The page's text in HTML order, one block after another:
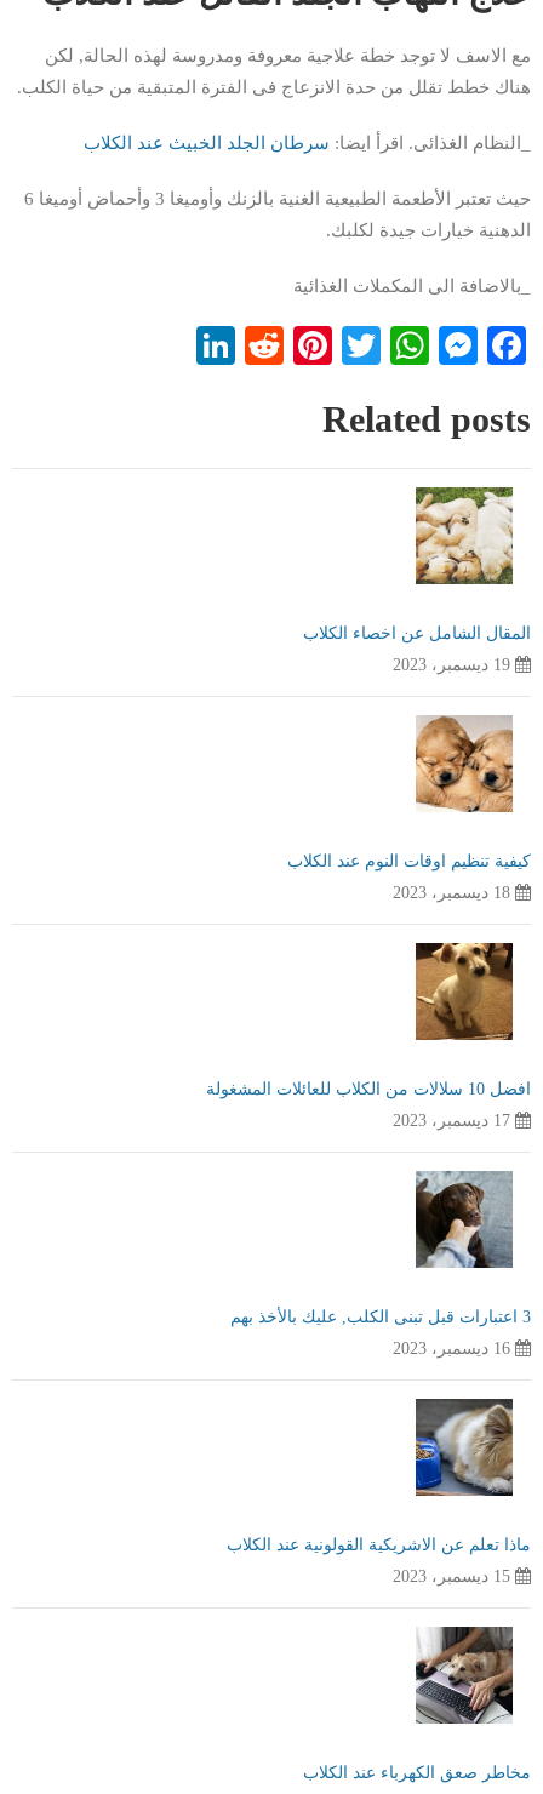
مع الاسف لا توجد خطة علاجية معروفة ومدروسة لهذه الحالة, لكن
هناك خطط تقلل من حدة الانزعاج فى الفترة المتبقية من حياة الكلب.
_النظام الغذائى. اقرأ ايضا: سرطان الجلد الخبيث عند الكلاب
حيث تعتبر الأطعمة الطبيعية الغنية بالزنك وأوميغا 3 وأحماض أوميغا 6
الدهنية خيارات جيدة لكلبك.
_بالاضافة الى المكملات الغذائية
Facebook
Messenger
WhatsApp
Twitter
Pinterest
Reddit
Related posts
المقال الشامل عن اخصاء الكلاب
19 ديسمبر، 2023
كيفية تنظيم اوقات النوم عند الكلاب
18 ديسمبر، 2023
افضل 10 سلالات من الكلاب للعائلات المشغولة
17 ديسمبر، 2023
3 اعتبارات قبل تبنى الكلب, عليك بالأخذ بهم
16 ديسمبر، 2023
ماذا تعلم عن الاشريكية القولونية عند الكلاب
15 ديسمبر، 2023
مخاطر صعق الكهرباء عند الكلاب